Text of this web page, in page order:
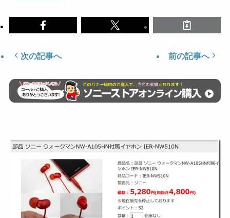
次の記事へ 前の記事へ